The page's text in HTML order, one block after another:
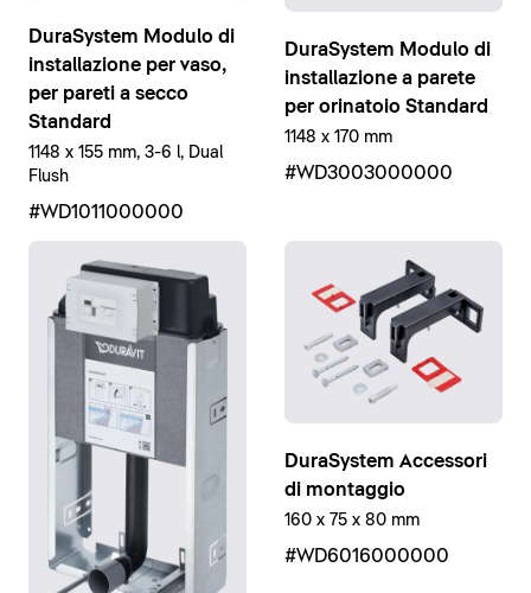
DuraSystem Modulo di
installazione per vaso,
per pareti a secco
Standard
1148 x 155 mm, 3-6 l, Dual
Flush
#WD1011000000
DuraSystem Modulo di
installazione a parete
per orinatoio Standard
1148 x 170 mm
#WD3003000000
DuraSystem Accessori
di montaggio
160 x 75 x 80 mm
#WD6016000000